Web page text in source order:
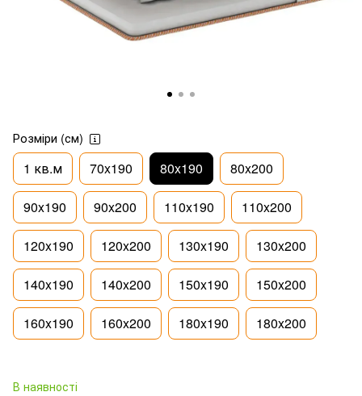
Розміри (см)
1 кв.м 70x190 80x190 80x200
90x190 90x200 110x190 110x200
120x190 120x200 130x190 130x200
140x190 140x200 150x190 150x200
160x190 160x200 180x190 180x200
В наявності